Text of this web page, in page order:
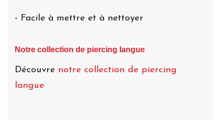
- Facile à mettre et à nettoyer
Notre collection de piercing langue
Découvre notre collection de piercing
langue